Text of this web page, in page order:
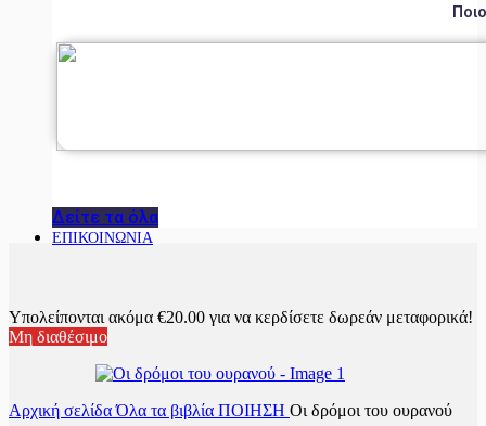
Δείτε τα όλα
ΕΠΙΚΟΙΝΩΝΙΑ
Υπολείπονται ακόμα €20.00 για να κερδίσετε δωρεάν μεταφορικά!
Μη διαθέσιμο
Αρχική σελίδαΌλα τα βιβλία ΠΟΙΗΣΗ Οι δρόμοι του ουρανού